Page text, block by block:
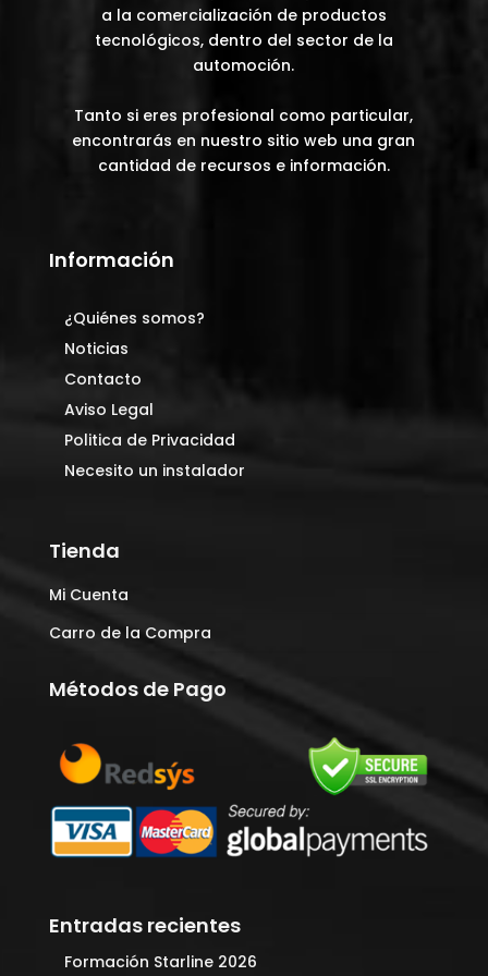
página
página
de
producto
a la comercialización de productos
tecnológicos, dentro del sector de la
automoción.
Tanto si eres profesional como particular,
encontrarás en nuestro sitio web una gran
cantidad de recursos e información.
Información
¿Quiénes somos?
Noticias
Contacto
Aviso Legal
Politica de Privacidad
Necesito un instalador
Tienda
Mi Cuenta
Carro de la Compra
Métodos de Pago
Entradas recientes
Formación Starline 2026